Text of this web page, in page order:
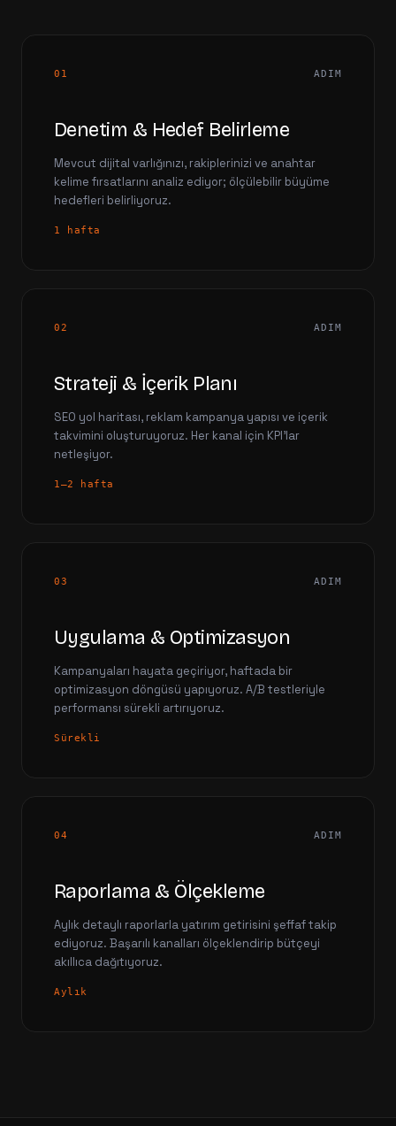
01 ADIM
Denetim & Hedef Belirleme
Mevcut dijital varlığınızı, rakiplerinizi ve anahtar
kelime fırsatlarını analiz ediyor; ölçülebilir büyüme
hedefleri belirliyoruz.
1 hafta
02 ADIM
Strateji & İçerik Planı
SEO yol haritası, reklam kampanya yapısı ve içerik
takvimini oluşturuyoruz. Her kanal için KPI'lar
netleşiyor.
1–2 hafta
03 ADIM
Uygulama & Optimizasyon
Kampanyaları hayata geçiriyor, haftada bir
optimizasyon döngüsü yapıyoruz. A/B testleriyle
performansı sürekli artırıyoruz.
Sürekli
04 ADIM
Raporlama & Ölçekleme
Aylık detaylı raporlarla yatırım getirisini şeffaf takip
ediyoruz. Başarılı kanalları ölçeklendirip bütçeyi
akıllıca dağıtıyoruz.
Aylık